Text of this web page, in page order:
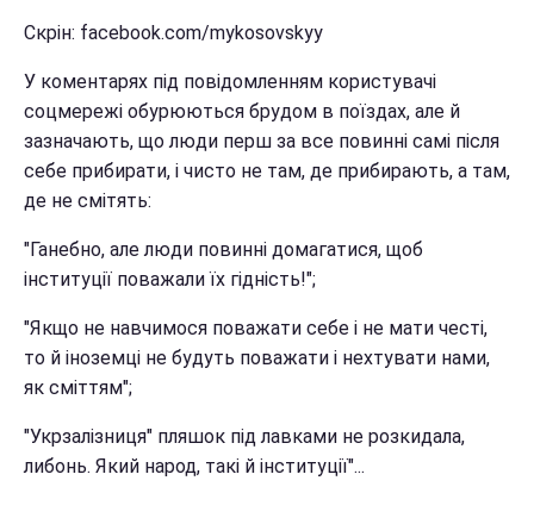
Скрін: facebook.com/mykosovskyy
У коментарях під повідомленням користувачі
соцмережі обурюються брудом в поїздах, але й
зазначають, що люди перш за все повинні самі після
себе прибирати, і чисто не там, де прибирають, а там,
де не смітять:
"Ганебно, але люди повинні домагатися, щоб
інституції поважали їх гідність!";
"Якщо не навчимося поважати себе і не мати честі,
то й іноземці не будуть поважати і нехтувати нами,
як сміттям";
"Укрзалізниця" пляшок під лавками не розкидала,
либонь. Який народ, такі й інституції"...